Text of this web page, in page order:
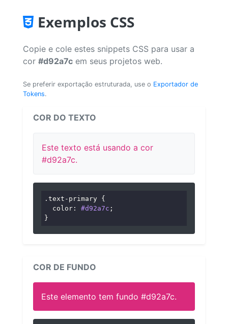
Exemplos CSS
Copie e cole estes snippets CSS para usar a
cor #d92a7c em seus projetos web.
Se preferir exportação estruturada, use o Exportador de
Tokens.
COR DO TEXTO
Este texto está usando a cor
#d92a7c.
.text-primary {
color : #d92a7c ;
}
COR DE FUNDO
Este elemento tem fundo #d92a7c.